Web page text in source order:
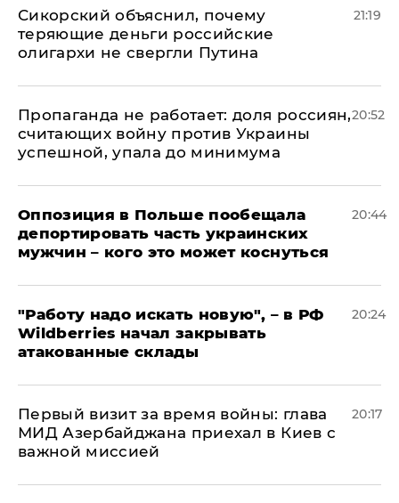
Сикорский объяснил, почему
теряющие деньги российские
олигархи не свергли Путина
21:19
​Пропаганда не работает: доля россиян,
считающих войну против Украины
успешной, упала до минимума
20:52
Оппозиция в Польше пообещала
депортировать часть украинских
мужчин – кого это может коснуться
20:44
"Работу надо искать новую", – в РФ
Wildberries начал закрывать
атакованные склады
20:24
Первый визит за время войны: глава
МИД Азербайджана приехал в Киев с
важной миссией
20:17